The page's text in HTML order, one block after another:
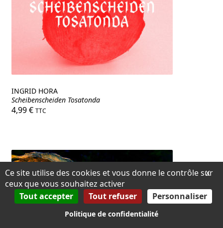
INGRID HORA
Scheibenscheiden Tosatonda
4,99€ TTC
X
Ce site utilise des cookies et vous donne le contrôle sur
ceux que vous souhaitez activer
Tout accepter
Tout refuser Personnaliser
Politique de confidentialité